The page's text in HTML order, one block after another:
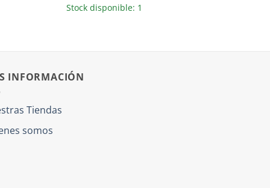
Stock disponible: 1
INFORMACIÓN
Tiendas
somos